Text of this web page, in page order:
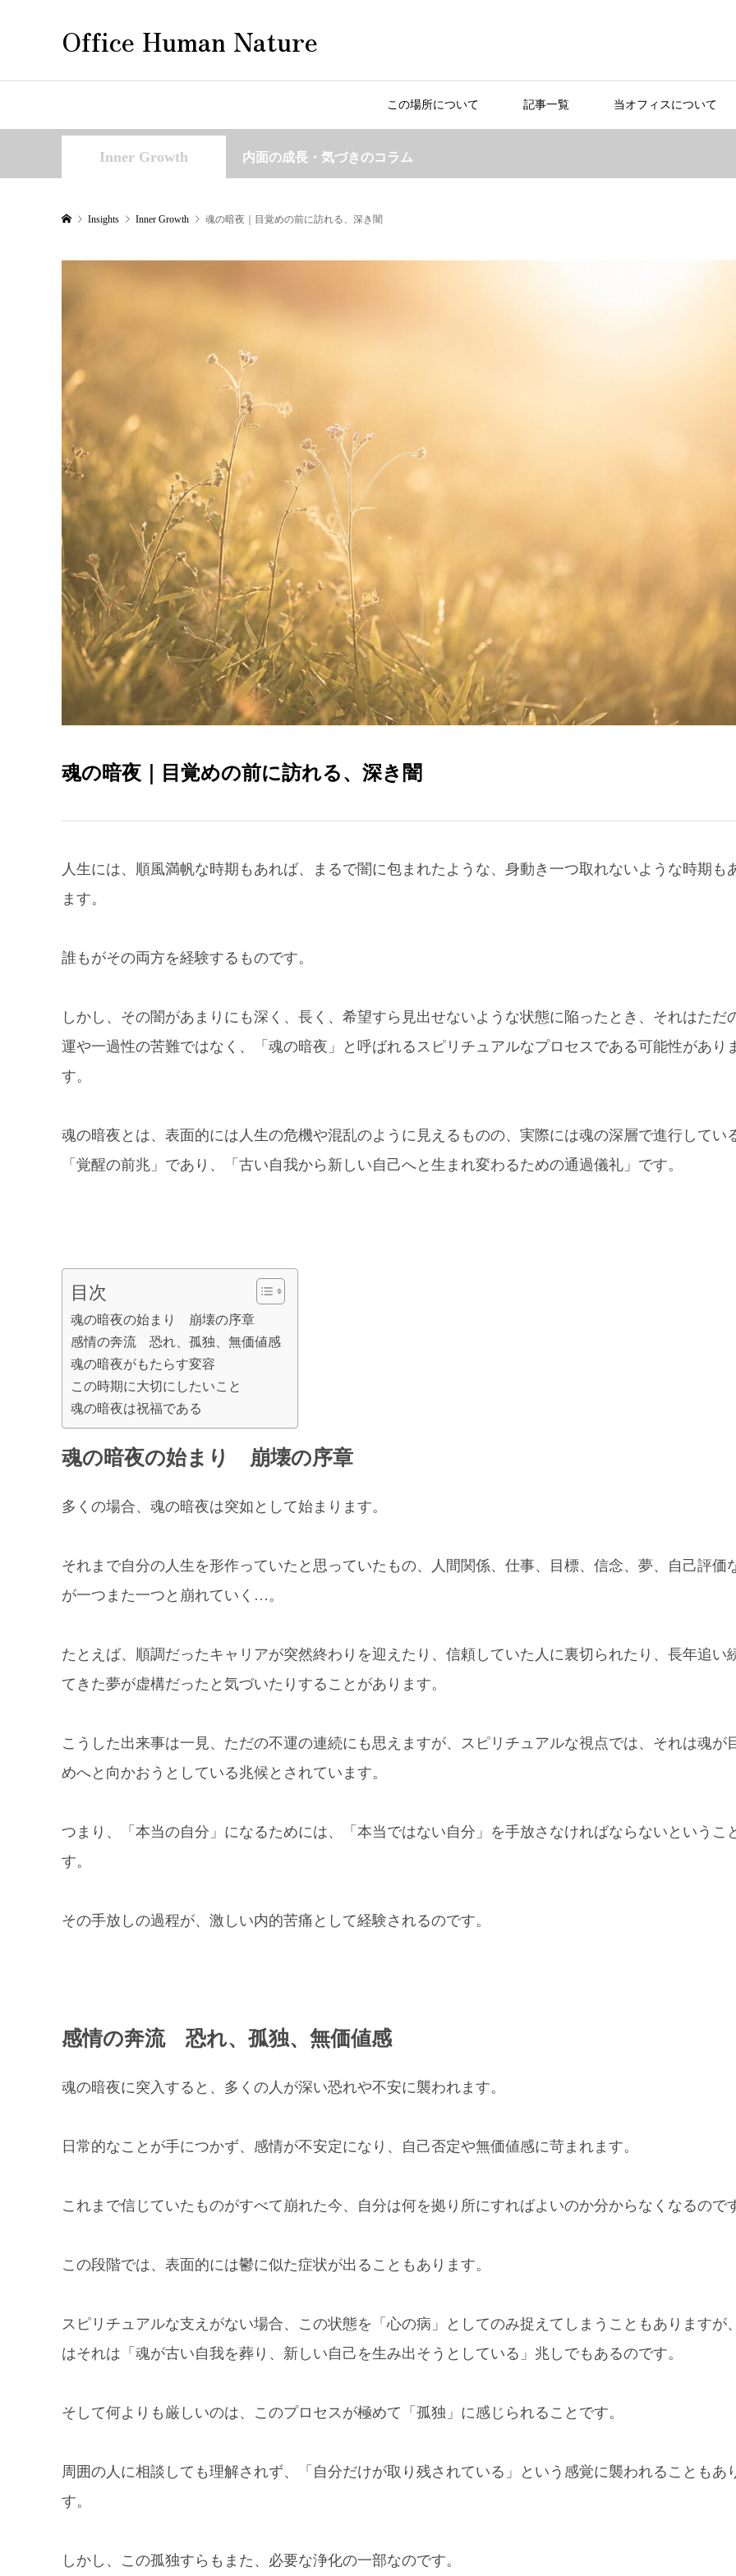
Office Human Nature
この場所について 記事一覧 当オフィスについて
Inner Growth 内面の成長・気づきのコラム
Insights Inner Growth 魂の暗夜｜目覚めの前に訪れる、深き闇
魂の暗夜｜目覚めの前に訪れる、深き闇
人生には、順風満帆な時期もあれば、まるで闇に包まれたような、身動き一つ取れないような時期も
ます。
誰もがその両方を経験するものです。
しかし、その闇があまりにも深く、長く、希望すら見出せないような状態に陥ったとき、それはただ
運や一過性の苦難ではなく、「魂の暗夜」と呼ばれるスピリチュアルなプロセスである可能性があり
す。
魂の暗夜とは、表面的には人生の危機や混乱のように見えるものの、実際には魂の深層で進行してい
「覚醒の前兆」であり、「古い自我から新しい自己へと生まれ変わるための通過儀礼」です。
目次
魂の暗夜の始まり 崩壊の序章
感情の奔流 恐れ、孤独、無価値感
魂の暗夜がもたらす変容
この時期に大切にしたいこと
魂の暗夜は祝福である
魂の暗夜の始まり 崩壊の序章
多くの場合、魂の暗夜は突如として始まります。
それまで自分の人生を形作っていたと思っていたもの、人間関係、仕事、目標、信念、夢、自己評価
が一つまた一つと崩れていく…。
たとえば、順調だったキャリアが突然終わりを迎えたり、信頼していた人に裏切られたり、長年追い
てきた夢が虚構だったと気づいたりすることがあります。
こうした出来事は一見、ただの不運の連続にも思えますが、スピリチュアルな視点では、それは魂が
めへと向かおうとしている兆候とされています。
つまり、「本当の自分」になるためには、「本当ではない自分」を手放さなければならないというこ
す。
その手放しの過程が、激しい内的苦痛として経験されるのです。
感情の奔流 恐れ、孤独、無価値感
魂の暗夜に突入すると、多くの人が深い恐れや不安に襲われます。
日常的なことが手につかず、感情が不安定になり、自己否定や無価値感に苛まれます。
これまで信じていたものがすべて崩れた今、自分は何を拠り所にすればよいのか分からなくなるので
この段階では、表面的には鬱に似た症状が出ることもあります。
スピリチュアルな支えがない場合、この状態を「心の病」としてのみ捉えてしまうこともありますが
はそれは「魂が古い自我を葬り、新しい自己を生み出そうとしている」兆しでもあるのです。
そして何よりも厳しいのは、このプロセスが極めて「孤独」に感じられることです。
周囲の人に相談しても理解されず、「自分だけが取り残されている」という感覚に襲われることもあ
す。
しかし、この孤独すらもまた、必要な浄化の一部なのです。